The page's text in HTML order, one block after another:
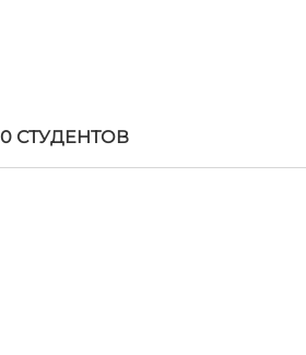
СТУДЕНТОВ